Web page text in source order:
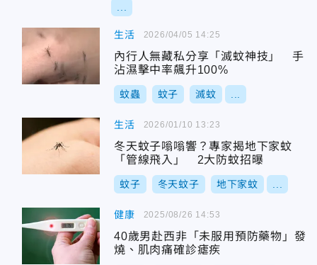
生活
內行人無藏私分享「滅蚊神技」 手
沾濕擊中率飆升100%
蚊蟲 蚊子 滅蚊
2026/04/05 14:25
生活
冬天蚊子嗡嗡響？專家揭地下家蚊
「管線飛入」 2大防蚊招曝
蚊子 冬天蚊子 地下家蚊
2026/01/10 13:23
健康
40歲男赴西非「未服用預防藥物」發
燒、肌肉痛確診瘧疾
2025/08/26 14:53